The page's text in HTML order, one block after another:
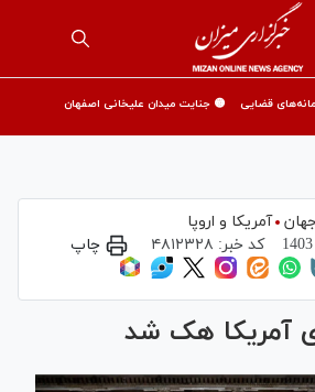
قضایی 🟡 جنایت میدان علیخانی اصفهان
آمریکا و اروپا
کد خبر: ۴۸۱۲۳۲۸ چاپ
آمریکا هک شد